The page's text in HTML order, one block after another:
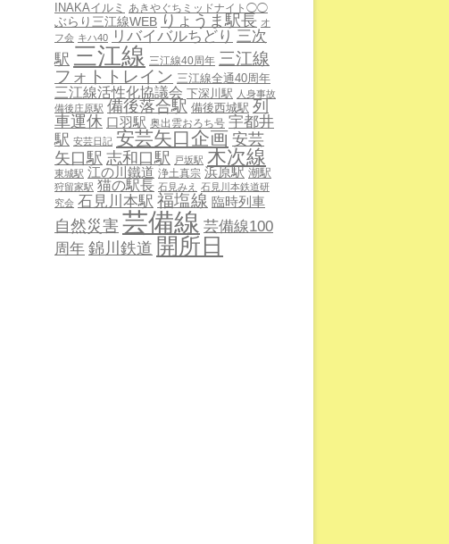
INAKAイルミ あきやぐちミッドナイト◯◯
ぶらり三江線WEB りょうま駅長 オ
フ会 キハ40 リバイバルちどり 三次
駅 三江線 三江線40周年 三江線
フォトトレイン 三江線全通40周年
三江線活性化協議会 下深川駅
人身事故
備後庄原駅 備後落合駅 備後西城駅 列
車運休 口羽駅 奥出雲おろち号 宇都井
駅 安芸日記 安芸矢口企画 安芸
矢口駅 志和口駅 戸坂駅 木次線
東城駅 江の川鐵道 浄土真宗 浜原駅 潮駅
狩留家駅 猫の駅長 石見みえ
石見川本鉄道研
究会 石見川本駅 福塩線 臨時列車
自然災害 芸備線 芸備線100
周年 錦川鉄道 開所日